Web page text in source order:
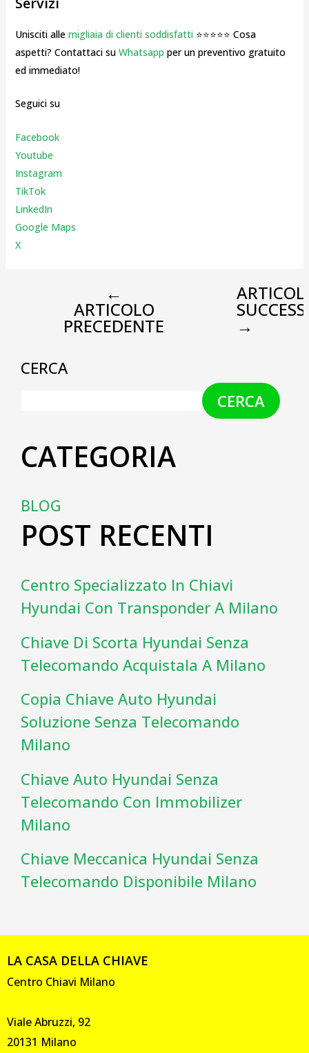
Unisciti alle migliaia di clienti soddisfatti⭐⭐⭐⭐⭐ Cosa
aspetti? Contattaci su Whatsapp per un preventivo gratuito
ed immediato!
Seguici su
Facebook
Youtube
Instagram
TikTok
LinkedIn
Google Maps
X
←
ARTICOLO
PRECEDENTE →
CERCA
CERCA
CATEGORIA
BLOG
POST RECENTI
Centro Specializzato In Chiavi
Hyundai Con Transponder A Milano
Chiave Di Scorta Hyundai Senza
Telecomando Acquistala A Milano
Copia Chiave Auto Hyundai
Soluzione Senza Telecomando
Milano
Chiave Auto Hyundai Senza
Telecomando Con Immobilizer
Milano
Chiave Meccanica Hyundai Senza
Telecomando Disponibile Milano
LA CASA DELLA CHIAVE
Centro Chiavi Milano
Viale Abruzzi, 92
20131 Milano